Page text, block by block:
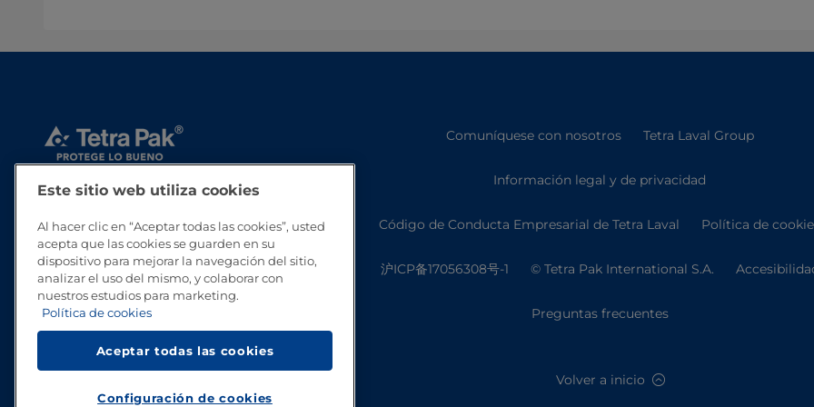
Comuníquese con nosotros Tetra Laval Group
Información legal y de privacidad
Código de Conducta Empresarial de Tetra Laval Política de
沪ICP备17056308号-1 © Tetra Pak International S.A.
Preguntas frecuentes
Volver a inicio
Este sitio web utiliza cookies
Al hacer clic en “Aceptar todas las cookies”, usted
acepta que las cookies se guarden en su
dispositivo para mejorar la navegación del sitio,
analizar el uso del mismo, y colaborar con
nuestros estudios para marketing.
Política de cookies
Aceptar todas las cookies
Configuración de cookies